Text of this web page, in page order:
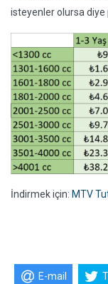
isteyenler olursa diye
İndirmek için: MTV
E-mail